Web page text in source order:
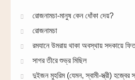
রোজনামচা-মানুষ কেন ধোঁকা দেয়?
রোজনামচা
রমযানে উমরায় থাকা অবস্থায় সদকায়ে
সাগর তীরে শুভ্র মিছিল
দুইজন মুহরিম (যেমন, স্বামী-স্ত্রী)